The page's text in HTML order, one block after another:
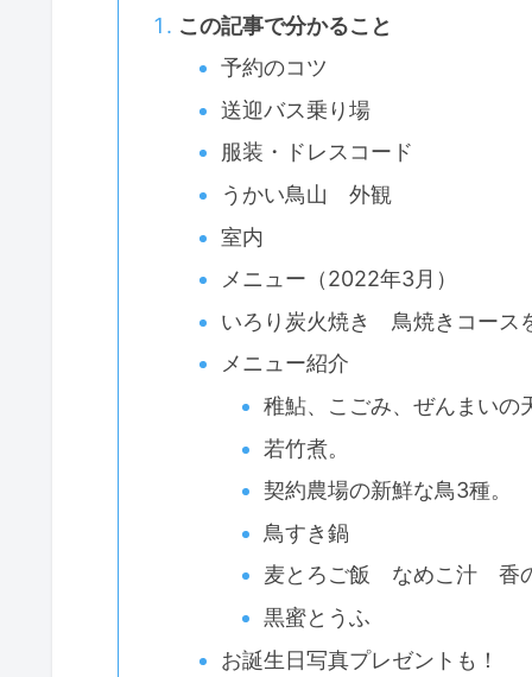
この記事で分かること
予約のコツ
送迎バス乗り場
服装・ドレスコード
うかい鳥山 外観
室内
メニュー（2022年3月）
いろり炭火焼き 鳥焼きコース
メニュー紹介
稚鮎、こごみ、ぜんまいの
若竹煮。
契約農場の新鮮な鳥3種。
鳥すき鍋
麦とろご飯 なめこ汁 香
黒蜜とうふ
お誕生日写真プレゼントも！